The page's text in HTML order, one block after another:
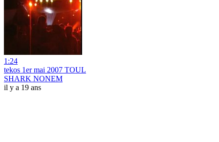
1:24
tekos 1er mai 2007 TOUL
SHARK NONEM
il y a 19 ans